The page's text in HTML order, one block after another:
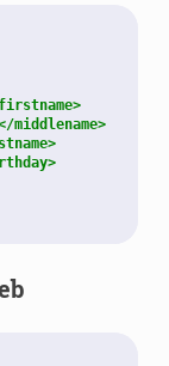
middlename>